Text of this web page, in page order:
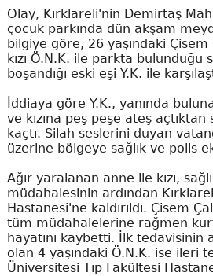
Olay, Kırklareli'nin Demirtaş
çocuk parkında dün akşam
bilgiye göre, 26 yaşındaki Çisem
kızı Ö.N.K. ile parkta bulunduğu
boşandığı eski eşi Y.K. ile
İddiaya göre Y.K., yanında
ve kızına peş peşe ateş
kaçtı. Silah seslerini duyan
üzerine bölgeye sağlık ve polis
Ağır yaralanan anne ile kızı,
müdahalesinin ardından
Hastanesi'ne kaldırıldı. Çisem
tüm müdahalelerine rağmen
hayatını kaybetti. İlk tedavisinin
olan 4 yaşındaki Ö.N.K. ise ileri
Üniversitesi Tıp Fakültesi